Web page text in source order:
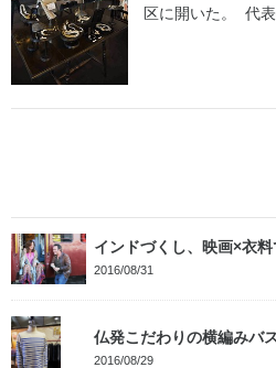
区に開いた。 代表
インドづくし、映画×衣料
2016/08/31
仏発こだわりの横編みバ
2016/08/29